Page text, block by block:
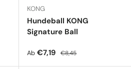
KONG
Hundeball KONG
Signature Ball
Verkaufspreis
Ab €7,19 Normaler Preis
€8,45